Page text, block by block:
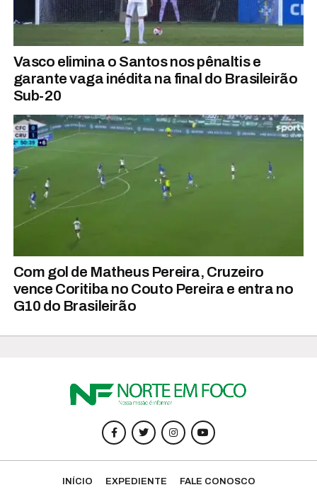
Vasco elimina o Santos nos pênaltis e
garante vaga inédita na final do Brasileirão
Sub-20
Com gol de Matheus Pereira, Cruzeiro
vence Coritiba no Couto Pereira e entra no
G10 do Brasileirão
INÍCIO EXPEDIENTE FALE CONOSCO